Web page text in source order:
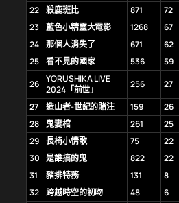
22 殺鹿斑比 871 72
23 藍色小精靈大電影 1268 67
24 那個人消失了 671 62
25 看不見的國家 536 59
26 YORUSHIKA LIVE
2024「前世」
256 27
27
造山者-世紀的賭注 159 26
28 鬼妻棺 261 25
29 長椅小情歌 75 22
30 是誰搞的鬼 822 22
31
豬排特務 131 8
32 跨越時空的初吻 48 6